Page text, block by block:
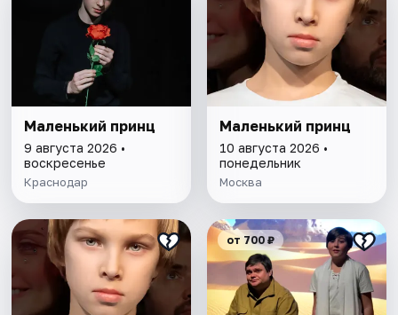
Маленький принц
9 августа 2026 •
воскресенье
Краснодар
Маленький принц
10 августа 2026 •
понедельник
Москва
от 700 ₽